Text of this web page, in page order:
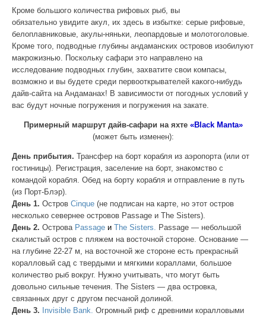
Кроме большого количества рифовых рыб, вы
обязательно увидите акул, их здесь в избытке: серые рифовые,
белоплавниковые, акулы-няньки, леопардовые и молотоголовые.
Кроме того, подводные глубины андаманских островов изобилуют
макрожизнью. Поскольку сафари это направлено на
исследование подводных глубин, захватите свои компасы,
возможно и вы будете среди первооткрывателей какого-нибудь
дайв-сайта на Андаманах! В зависимости от погодных условий у
вас будут ночные погружения и погружения на закате.
Примерный маршрут дайв-сафари на яхте «Black Manta»
(может быть изменен):
День прибытия. Трансфер на борт корабля из аэропорта (или от
гостиницы). Регистрация, заселение на борт, знакомство с
командой корабля. Обед на борту корабля и отправление в путь
(из Порт-Блэр).
День 1. Остров Сinque (не подписан на карте, но этот остров
несколько севернее островов Passage и The Sisters).
День 2. Острова Passage и The Sisters.
Passage — небольшой
скалистый остров с пляжем на восточной стороне. Основание —
на глубине 22-27 м, на восточной же стороне есть прекрасный
коралловый сад с твердыми и мягкими кораллами, большое
количество рыб вокруг. Нужно учитывать, что могут быть
довольно сильные течения. The Sisters — два островка,
связанных друг с другом песчаной долиной.
День 3.
Invisible Bank. Огромный риф с древними коралловыми